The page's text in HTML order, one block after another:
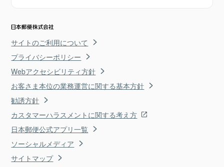
サイトのご利用について
プライバシーポリシー
Webアクセシビリティ方針
お客さま本位の業務運営に関する基本方針
勧誘方針
カスタマーハラスメントに関する考え方
日本郵便公式アプリ一覧
ソーシャルメディア
サイトマップ